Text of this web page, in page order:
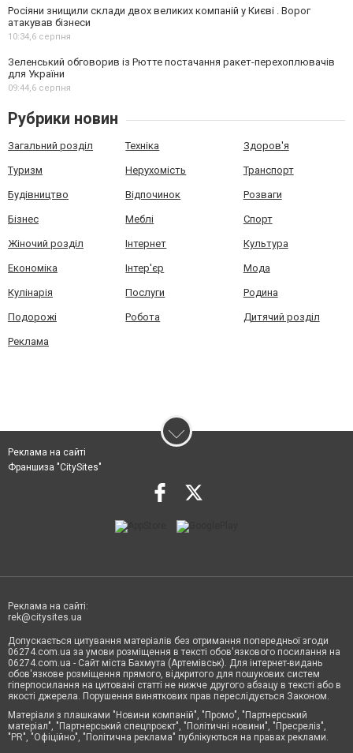
Росіяни знищили склади двох великих компаній у Києві . Ворог
атакував бізнеси
10:34,6 серпня
Зеленський обговорив із Рютте постачання ракет-перехоплювачів
для України
09:44,6 серпня
Рубрики новин
Загальний розділ Техніка Здоров'я
Туризм Нерухомість Транспорт
Будівництво Відпочинок Розваги
Бізнес Меблі Спорт
Жіночий розділ Інтернет Культура
Економіка Інтер'єр Мода
Кулінарія Послуги Родина
Подорожі Робота Дитячий розділ
Реклама
Реклама на сайті
Франшиза "CitySites"
Реклама на сайті:
rek@citysites.ua
Допускається цитування матеріалів без отримання попередньої згоди
06274.com.ua за умови розміщення в тексті обов'язкового посилання на
06274.com.ua - Сайт міста Бахмута (Артемівськ). Для інтернет-видань
обов'язкове розміщення прямого, відкритого для пошукових систем
гіперпосилання на цитовані статті не нижче другого абзацу в тексті або в
якості джерела. Порушення виняткових прав переслідується Законом.
Матеріали з плашками "Новини компаній", "Промо", "Партнерський
матеріал", "Партнерський спецпроєкт", "Політичні новини", "Пресреліз",
"PR", "Офіційно", "Політична реклама" публікуються на правах реклами.